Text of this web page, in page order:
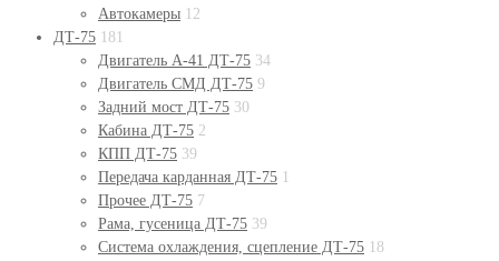
Автокамеры 12
ДТ-75 181
Двигатель А-41 ДТ-75 34
Двигатель СМД ДТ-75 9
Задний мост ДТ-75 30
Кабина ДТ-75 2
КПП ДТ-75 39
Передача карданная ДТ-75 1
Прочее ДТ-75 7
Рама, гусеница ДТ-75 39
Система охлаждения, сцепление ДТ-75 18